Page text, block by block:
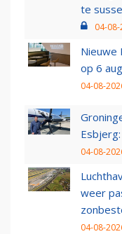
te
04-
Nieuwe
op 6
04-08-
04-08-
weer
04-08-